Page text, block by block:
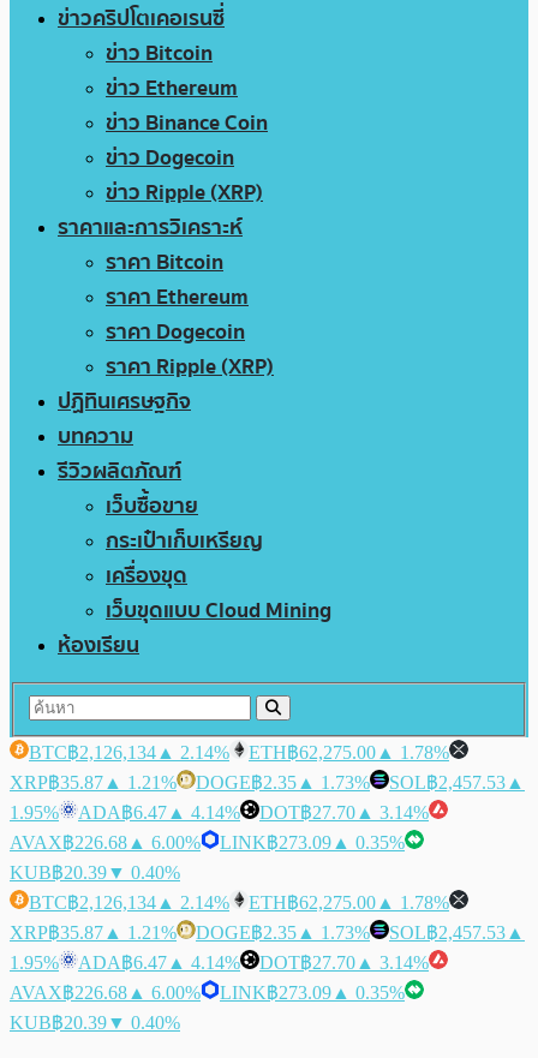
ข่าวคริปโตเคอเรนซี่
ข่าว Bitcoin
ข่าว Ethereum
ข่าว Binance Coin
ข่าว Dogecoin
ข่าว Ripple (XRP)
ราคาและการวิเคราะห์
ราคา Bitcoin
ราคา Ethereum
ราคา Dogecoin
ราคา Ripple (XRP)
ปฏิทินเศรษฐกิจ
บทความ
รีวิวผลิตภัณฑ์
เว็บซื้อขาย
กระเป๋าเก็บเหรียญ
เครื่องขุด
เว็บขุดแบบ Cloud Mining
ห้องเรียน
BTC฿2,126,134 ▲ 2.14% ETH฿62,275.00 ▲ 1.78%
XRP฿35.87 ▲ 1.21% DOGE฿2.35 ▲ 1.73% SOL฿2,457.53 ▲
1.95%
ADA฿6.47 ▲ 4.14% DOT฿27.70 ▲ 3.14%
AVAX฿226.68 ▲ 6.00% LINK฿273.09 ▲ 0.35%
KUB฿20.39▼ 0.40%
BTC฿2,126,134 ▲ 2.14% ETH฿62,275.00 ▲ 1.78%
XRP฿35.87 ▲ 1.21% DOGE฿2.35 ▲ 1.73% SOL฿2,457.53 ▲
1.95%
ADA฿6.47 ▲ 4.14% DOT฿27.70 ▲ 3.14%
AVAX฿226.68 ▲ 6.00% LINK฿273.09 ▲ 0.35%
KUB฿20.39▼ 0.40%